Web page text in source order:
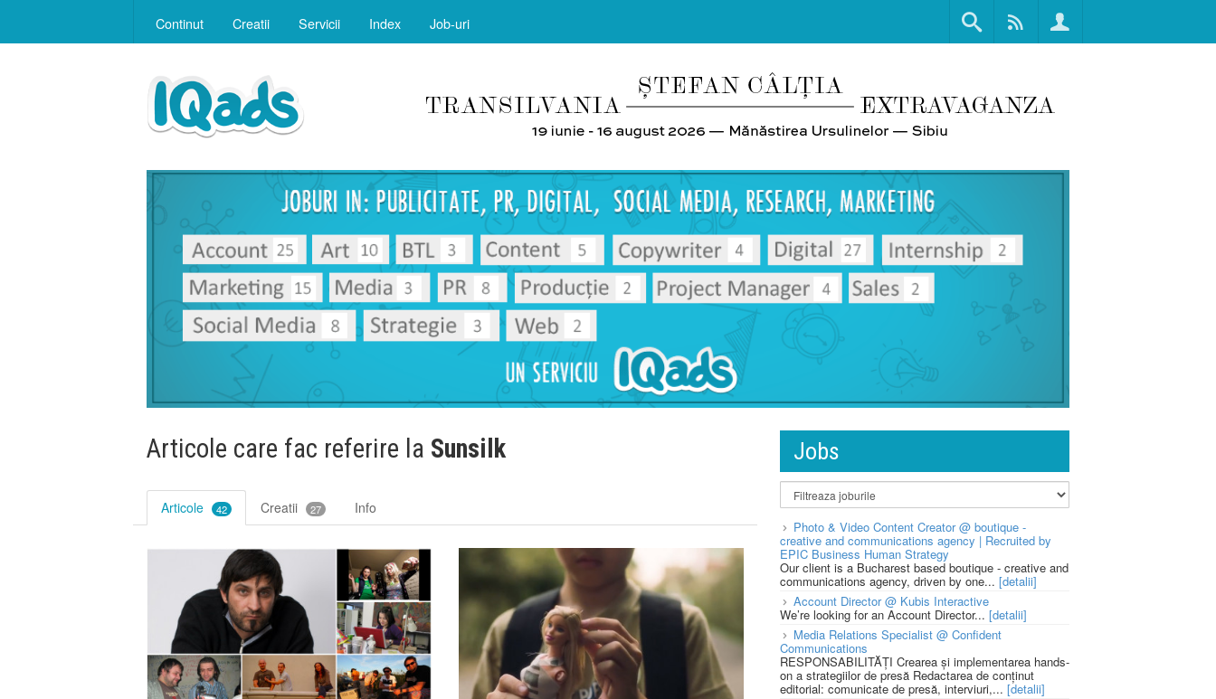
Continut Creatii Servicii Index Job-uri
Articole care fac referire la Sunsilk
Articole 42 Creatii 27 Info
Jobs
Photo & Video Content Creator @ boutique -
creative and communications agency | Recruited by
EPIC Business Human Strategy
Our client is a Bucharest based boutique - creative and
communications agency, driven by one... [detalii]
Account Director @ Kubis Interactive
We’re looking for an Account Director... [detalii]
Media Relations Specialist @ Confident
Communications
RESPONSABILITĂȚI Crearea și implementarea hands-
on a strategiilor de presă Redactarea de conținut
editorial: comunicate de presă, interviuri,... [detalii]